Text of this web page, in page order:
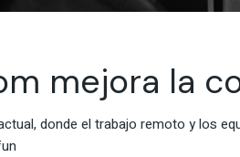
mejora la
donde el trabajo remoto y los